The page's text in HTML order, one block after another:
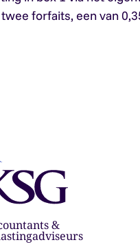
twee forfaits, een van
&